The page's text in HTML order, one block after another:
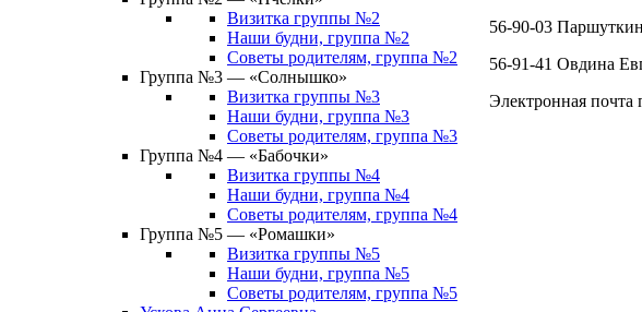
Визитка группы №2
Наши будни, группа №2
Советы родителям, группа №2
Группа №3 — «Солнышко»
Визитка группы №3
Наши будни, группа №3
Советы родителям, группа №3
Группа №4 — «Бабочки»
Визитка группы №4
Наши будни, группа №4
Советы родителям, группа №4
Группа №5 — «Ромашки»
Визитка группы №5
Наши будни, группа №5
Советы родителям, группа №5
56-90-03
56-91-41 Овдина
Электронная почта